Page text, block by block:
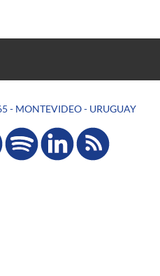
- MONTEVIDEO - URUGUAY